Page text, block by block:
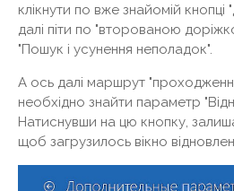
клікнути по вже знайомій
далі піти по "второваною
"Пошук і усунення неполадок".
А ось далі маршрут
необхідно знайти параметр
Натиснувши на цю кнопку,
щоб загрузилось вікно